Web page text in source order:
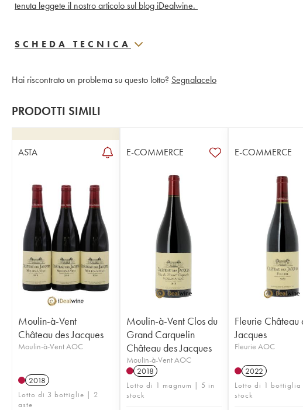
SCHEDA TECNICA
Hai riscontrato un problema su questo lotto? Segnalacelo
PRODOTTI SIMILI
ASTA
Moulin-à-Vent
Château des Jacques
Moulin-à-Vent AOC
2018
Lotto di 3 bottiglie | 2
aste
E-COMMERCE
Moulin-à-Vent Clos du
Grand Carquelin
Château des Jacques
Moulin-à-Vent AOC
2018
Lotto di 1 magnum | 5 in
stock
E-COMMERCE
Fleurie Château
Jacques
Fleurie AOC
2022
Lotto di 1
stock